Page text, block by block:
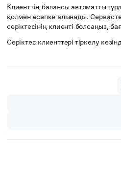
Клиенттің балансы автоматты
қолмен есепке алынады.
серіктесінің клиенті болсаңыз,
Серіктес клиенттері тіркелу